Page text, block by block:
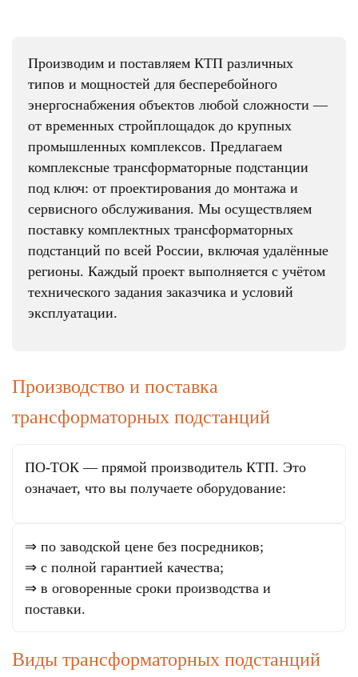
Производим и поставляем КТП различных
типов и мощностей для бесперебойного
энергоснабжения объектов любой сложности —
от временных стройплощадок до крупных
промышленных комплексов. Предлагаем
комплексные трансформаторные подстанции
под ключ: от проектирования до монтажа и
сервисного обслуживания. Мы осуществляем
поставку комплектных трансформаторных
подстанций по всей России, включая удалённые
регионы. Каждый проект выполняется с учётом
технического задания заказчика и условий
эксплуатации.
Производство и поставка
трансформаторных подстанций
ПО-ТОК — прямой производитель КТП. Это
означает, что вы получаете оборудование:
⇒ по заводской цене без посредников;
⇒ с полной гарантией качества;
⇒ в оговоренные сроки производства и
поставки.
Виды трансформаторных подстанций